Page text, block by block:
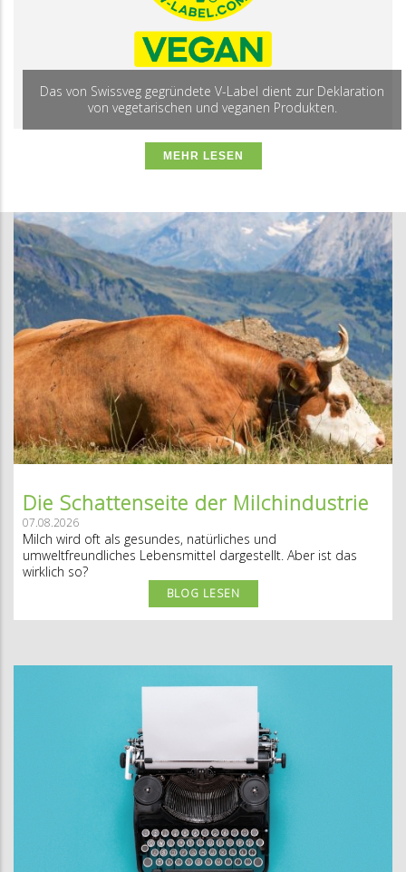
Das von Swissveg gegründete V-Label dient zur Deklaration
von vegetarischen und veganen Produkten.
MEHR LESEN
Die Schattenseite der Milchindustrie
07.08.2026
Milch wird oft als gesundes, natürliches und
umweltfreundliches Lebensmittel dargestellt. Aber ist das
wirklich so?
BLOG LESEN